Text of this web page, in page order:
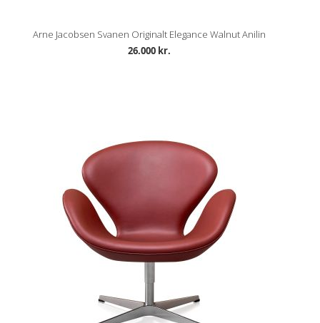
Arne Jacobsen Svanen Originalt Elegance Walnut Anilin
26.000 kr.